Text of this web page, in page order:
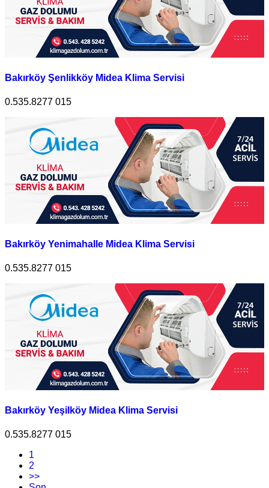
Bakırköy Şenlikköy Midea Klima Servisi
0.535.8277 015
Bakırköy Yenimahalle Midea Klima Servisi
0.535.8277 015
Bakırköy Yeşilköy Midea Klima Servisi
0.535.8277 015
1
2
>>